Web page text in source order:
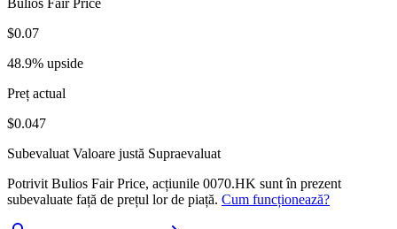
Bulios Fair Price
$0.07
48.9% upside
Preț actual
$0.047
Subevaluat Valoare justă Supraevaluat
Potrivit Bulios Fair Price, acțiunile 0070.HK sunt în prezent
subevaluate față de prețul lor de piață. Cum funcționează?